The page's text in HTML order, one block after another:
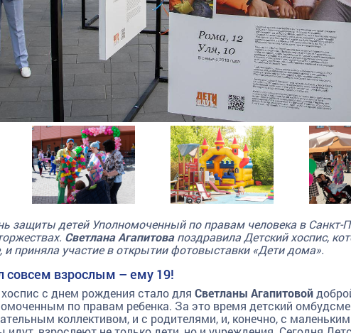
защиты детей Уполномоченный по правам человека в Санкт-
Светлана Агапитовапоздравила Детский хоспис,
и приняла участие в открытии фотовыставки «Дети дома».
совсем взрослым – ему 19!
с днем рождения стало для Светланы Агапитовой
по правам ребенка. За это время детский
коллективом, и с родителями, и, конечно, с